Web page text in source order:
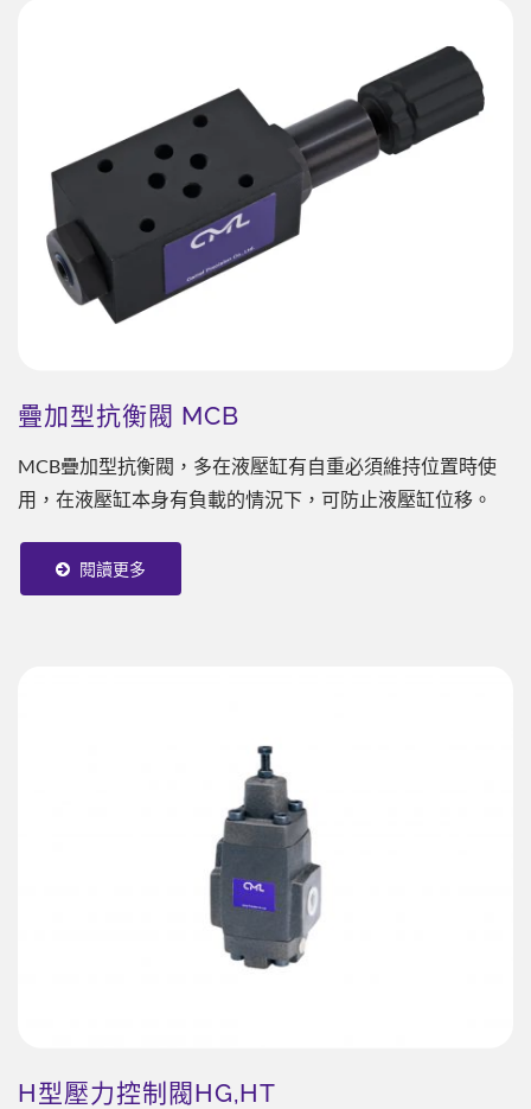
疊加型抗衡閥 MCB
MCB疊加型抗衡閥，多在液壓缸有自重必須維持位置時使
用，在液壓缸本身有負載的情況下，可防止液壓缸位移。
閱讀更多
H型壓力控制閥HG,HT